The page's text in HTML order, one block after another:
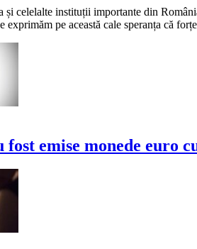
și celelalte instituții importante din
exprimăm pe această cale speranța că
emise monede euro